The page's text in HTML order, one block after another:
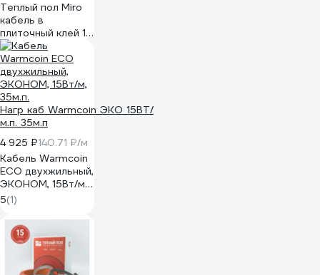
Теплый пол Miro
кабель в
плиточный клей 15
Вт/м, 600 Вт 2446
4 925 ₽140.71 ₽/м
Кабель Warmcoin
ECO двухжильный,
ЭКОНОМ, 15Вт/м,
35м.п.
Нагр_каб_Warmcoin_ЭКО_15ВТ/
м.п._35м.п
5(1)